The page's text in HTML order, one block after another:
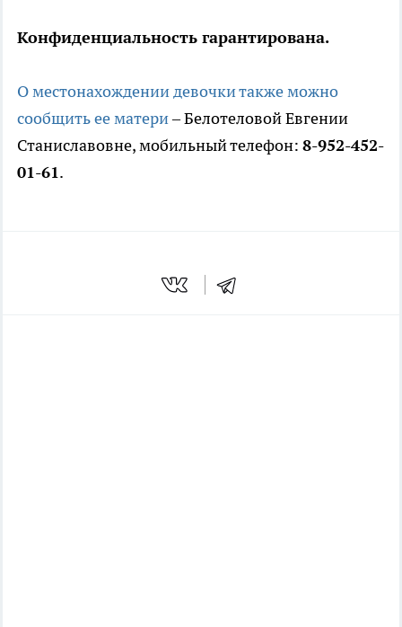
Конфиденциальность гарантирована.
О местонахождении девочки также можно
сообщить ее матери– Белотеловой Евгении
Станиславовне, мобильный телефон: 8-952-452-
01-61.